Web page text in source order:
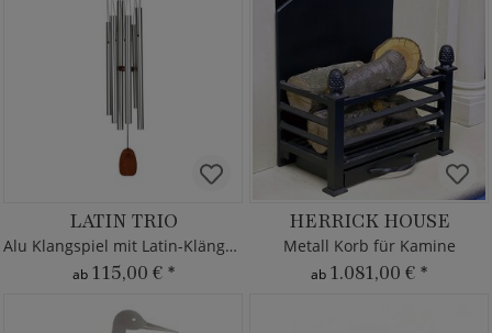
LATIN TRIO
Alu Klangspiel mit Latin-Klängen
ab 115,00 € *
HERRICK HOUSE
Metall Korb für Kamine
ab 1.081,00 € *